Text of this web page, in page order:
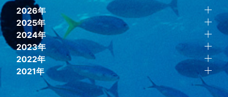
2026年
2025年
2024年
2023年
2022年
2021年